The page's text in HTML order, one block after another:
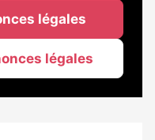
légales
légales